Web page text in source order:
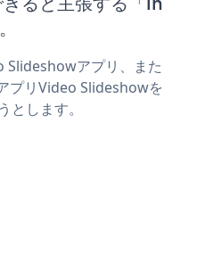
Slideshowアプリ、また
プリVideo Slideshowを
します。